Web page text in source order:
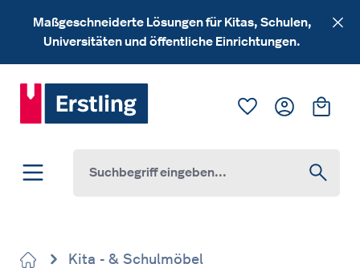
Zum Hauptinhalt springen
Maßgeschneiderte Lösungen für Kitas, Schulen,
Universitäten und öffentliche Einrichtungen.
Du hast 0
Kita - & Schulmöbel